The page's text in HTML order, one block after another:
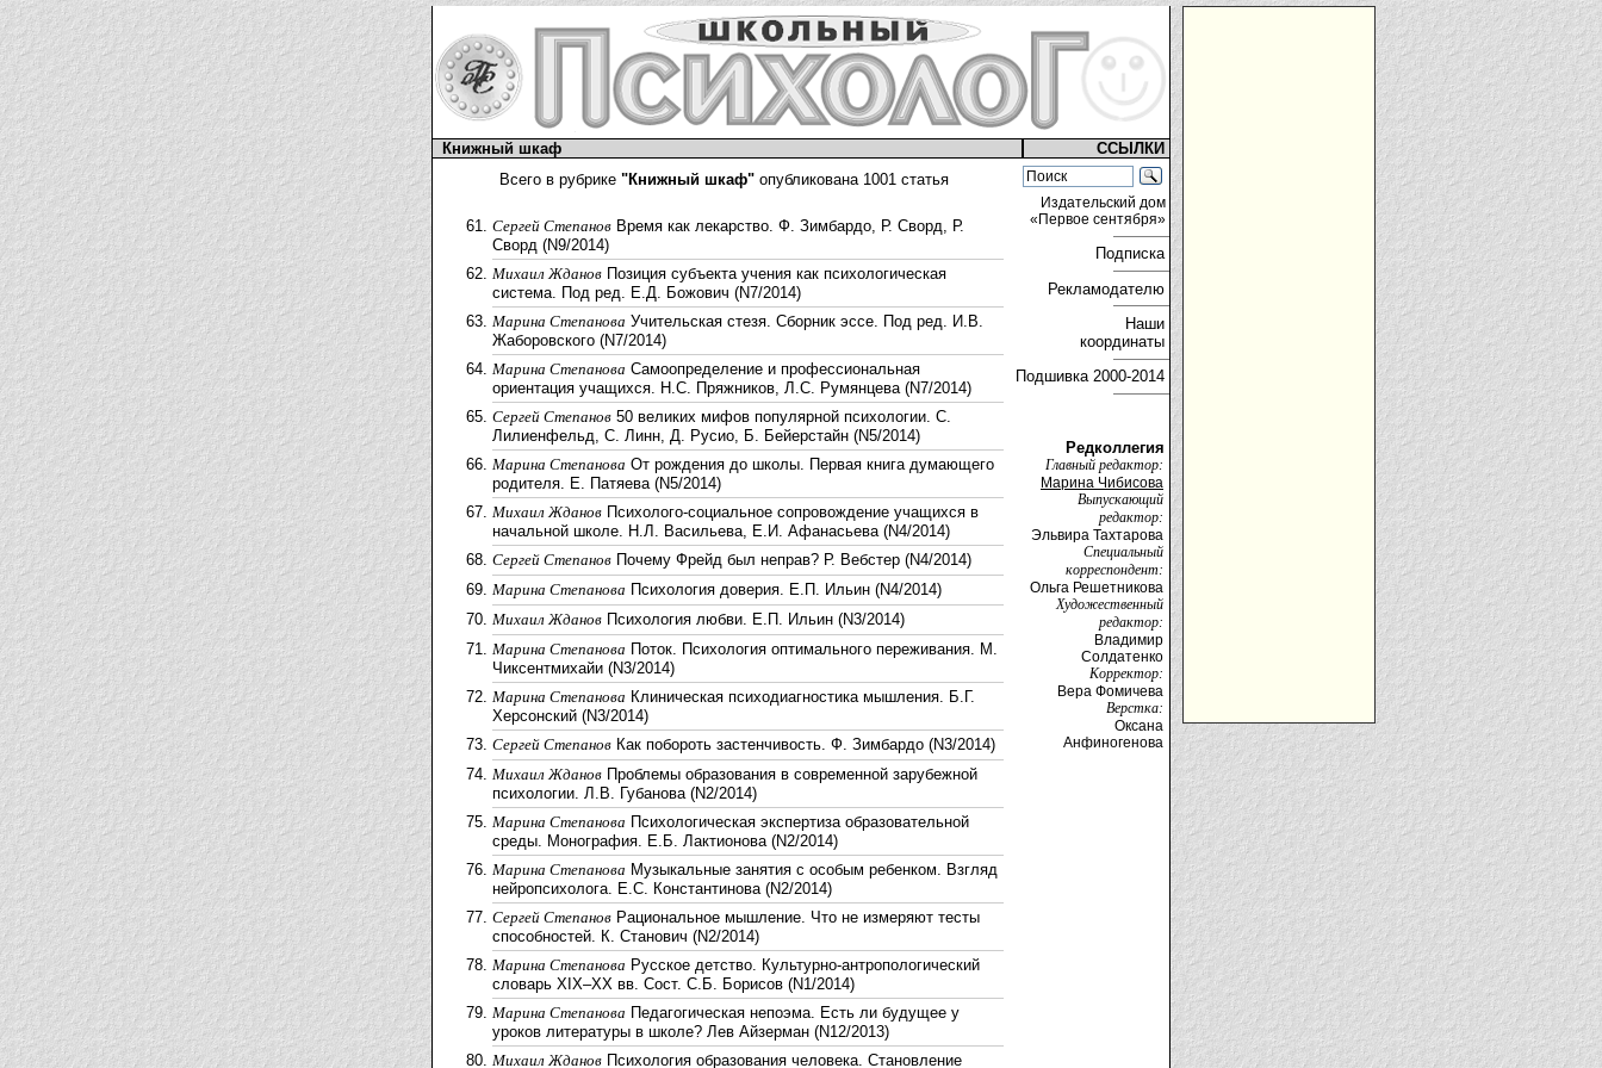
Книжный шкаф
ССЫЛКИ
Всего в рубрике "Книжный шкаф" опубликована 1001 статья
Cергей Степанов Время как лекарство. Ф. Зимбардо, Р. Сворд, Р.
Сворд (N9/2014)
Михаил Жданов Позиция субъекта учения как психологическая
система. Под ред. Е.Д. Божович (N7/2014)
Марина Степанова Учительская стезя. Сборник эссе. Под ред. И.В.
Жаборовского (N7/2014)
Марина Степанова Самоопределение и профессиональная
ориентация учащихся. Н.С. Пряжников, Л.С. Румянцева (N7/2014)
Cергей Степанов 50 великих мифов популярной психологии. С.
Лилиенфельд, С. Линн, Д. Русио, Б. Бейерстайн (N5/2014)
Марина Степанова От рождения до школы. Первая книга думающего
родителя. Е. Патяева (N5/2014)
Михаил Жданов Психолого-социальное сопровождение учащихся в
начальной школе. Н.Л. Васильева, Е.И. Афанасьева (N4/2014)
Cергей Степанов Почему Фрейд был неправ? Р. Вебстер (N4/2014)
Марина Степанова Психология доверия. Е.П. Ильин (N4/2014)
Михаил Жданов Психология любви. Е.П. Ильин (N3/2014)
Марина Степанова Поток. Психология оптимального переживания. М.
Чиксентмихайи (N3/2014)
Марина Степанова Клиническая психодиагностика мышления. Б.Г.
Херсонский (N3/2014)
Cергей Степанов Как побороть застенчивость. Ф. Зимбардо (N3/2014)
Михаил Жданов Проблемы образования в современной зарубежной
психологии. Л.В. Губанова (N2/2014)
Марина Степанова Психологическая экспертиза образовательной
среды. Монография. Е.Б. Лактионова (N2/2014)
Марина Степанова Музыкальные занятия с особым ребенком. Взгляд
нейропсихолога. Е.С. Константинова (N2/2014)
Cергей Степанов Рациональное мышление. Что не измеряют тесты
способностей. К. Станович (N2/2014)
Марина Степанова Русское детство. Культурно-антропологический
словарь XIX–XX вв. Сост. С.Б. Борисов (N1/2014)
Марина Степанова Педагогическая непоэма. Есть ли будущее у
уроков литературы в школе? Лев Айзерман (N12/2013)
Михаил Жданов Психология образования человека. Становление
Издательский дом
«Первое сентября»
Подписка
Рекламодателю
Наши
координаты
Подшивка 2000-2014
Редколлегия
Главный редактор:
Марина Чибисова
Выпускающий
редактор:
Эльвира Тахтарова
Специальный
корреспондент:
Ольга Решетникова
Художественный
редактор:
Владимир
Солдатенко
Корректор:
Вера Фомичева
Верстка:
Оксана
Анфиногенова